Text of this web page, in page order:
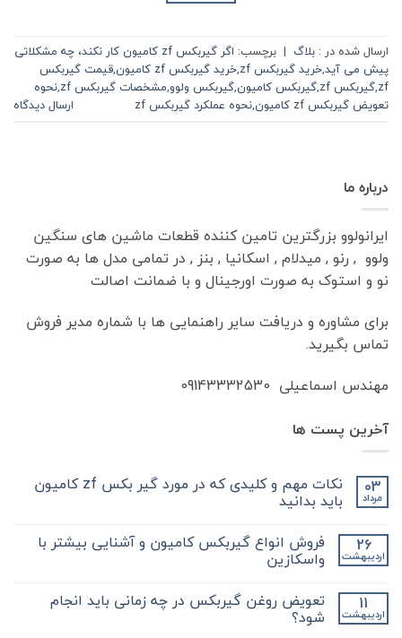
ارسال شده در : بلاگ | برچسب:
اگر گیربکس zf کامیون کار نکند، چه مشکلاتی
پیش می آید,خرید گیربکس zf ,خرید گیربکس zf کامیون ,قیمت گیربکس
zf
,گیربکس zf ,گیربکس کامیون,گیربکس ولوو,مشخصات گیربکس zf ,نحوه
تعویض گیربکس zf کامیون
,نحوه عملکرد گیربکس zf ارسال دیدگاه
درباره ما
ایرانولوو بزرگترین تامین کننده قطعات ماشین های سنگین
ولوو , رنو , میدلام , اسکانیا , بنز , در تمامی مدل ها به صورت
نو و استوک به صورت اورجینال و با ضمانت اصالت
برای مشاوره و دریافت سایر راهنمایی ها با شماره مدیر فروش
تماس بگیرید.
مهندس اسماعیلی 09143332530
آخرین پست ها
03
مرداد
نکات مهم و کلیدی که در مورد گیر بکس zf کامیون
باید بدانید
دیدگاهی
نکات
مهم
کلیدی
در
مورد
نشده 26
اردیبهشت
فروش انواع گیربکس کامیون و آشنایی بیشتر با
واسکازین
برای
فروش
انواع
ثبت
نشده 11
اردیبهشت
تعویض روغن گیربکس در چه زمانی باید انجام
شود؟